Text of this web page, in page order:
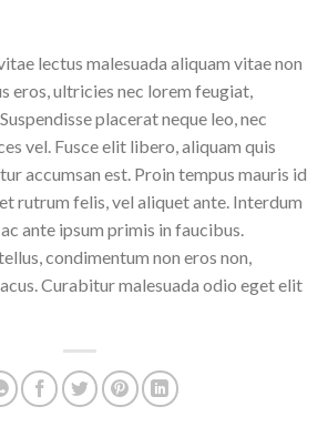
lectus malesuada aliquam vitae non
eros, ultricies nec lorem feugiat,
placerat neque leo, nec
vel. Fusce elit libero, aliquam quis
accumsan est. Proin tempus mauris id
rutrum felis, vel aliquet ante. Interdum
ante ipsum primis in faucibus.
condimentum non eros non,
Curabitur malesuada odio eget elit